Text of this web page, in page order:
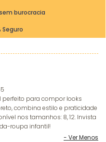
burocracia
Seguro
para compor looks
combina estilo e praticidade
nos tamanhos: 8, 12. Invista
roupa infantil!